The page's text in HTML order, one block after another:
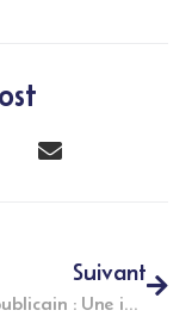
Suivant
L’Est Républicain : Une imprimante 3D pour l’Association J-B Thiéry